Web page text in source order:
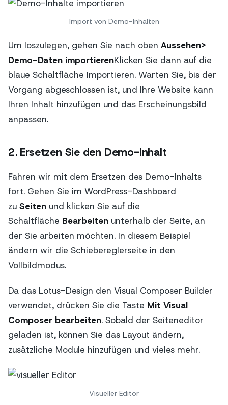
Import von Demo-Inhalten
Um loszulegen, gehen Sie nach oben Aussehen>
Demo-Daten importierenKlicken Sie dann auf die
blaue Schaltfläche Importieren. Warten Sie, bis der
Vorgang abgeschlossen ist, und Ihre Website kann
Ihren Inhalt hinzufügen und das Erscheinungsbild
anpassen.
2. Ersetzen Sie den Demo-Inhalt
Fahren wir mit dem Ersetzen des Demo-Inhalts
fort. Gehen Sie im WordPress-Dashboard
zu Seiten und klicken Sie auf die
Schaltfläche Bearbeiten unterhalb der Seite, an
der Sie arbeiten möchten. In diesem Beispiel
ändern wir die Schiebereglerseite in den
Vollbildmodus.
Da das Lotus-Design den Visual Composer Builder
verwendet, drücken Sie die Taste Mit Visual
Composer bearbeiten. Sobald der Seiteneditor
geladen ist, können Sie das Layout ändern,
zusätzliche Module hinzufügen und vieles mehr.
Visueller Editor